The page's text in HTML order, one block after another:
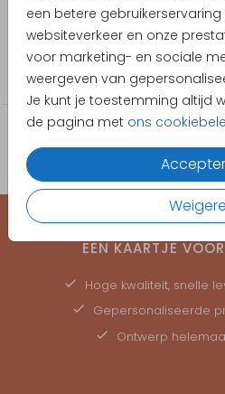
een betere
websiteverkeer en onze
voor marketing- en sociale
weergeven van
Je kunt je toestemming altijd
de pagina met ons
cm hoog en 18 cm breed.
Als hij klaar is, heeft de
van 5 cm.
In de editor wordt de
weergegeven. Plaats hier
afbeeldingen.
Je kunt hem eenvoudig
behulp van lijm of
De lantaarns zijn te
theelichtje; Om
Op verzoek maken wij een
je communiekaartje.
Made for Moments
Communie bedankjes
EEN KAARTJE
Hoge kwaliteit, snelle
Gepersonaliseerde
Ontwerp